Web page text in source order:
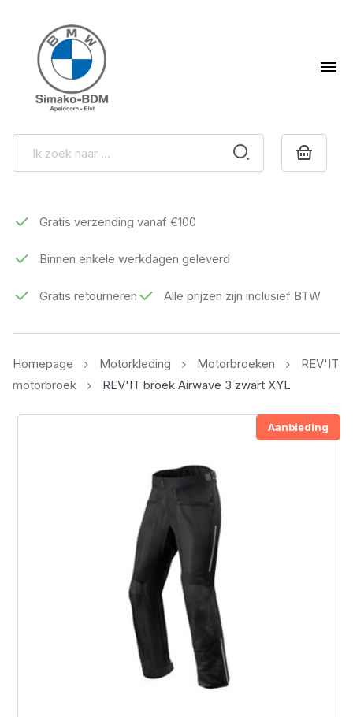
Gratis verzending vanaf €100
Binnen enkele werkdagen geleverd
Gratis retourneren Alle prijzen zijn inclusief BTW
Homepage Motorkleding Motorbroeken
REV'IT
motorbroek
REV'IT broek Airwave 3 zwart XYL
Aanbieding